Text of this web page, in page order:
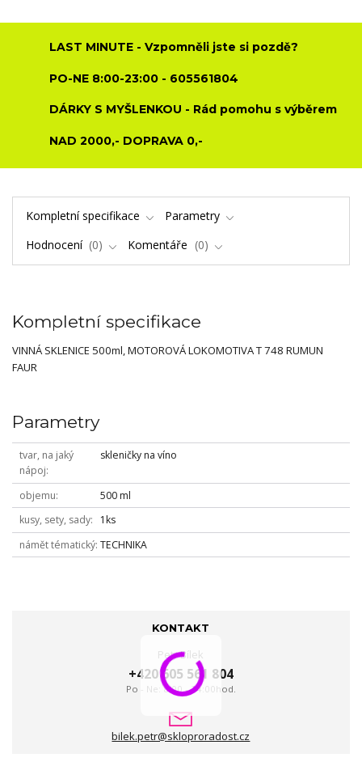
LAST MINUTE - Vzpomněli jste si pozdě?
PO-NE 8:00-23:00 - 605561804
DÁRKY S MYŠLENKOU - Rád pomohu s výběrem
NAD 2000,- DOPRAVA 0,-
Kompletní specifikace
Parametry
Hodnocení
0 Komentáře 0
Kompletní specifikace
VINNÁ SKLENICE 500ml, MOTOROVÁ LOKOMOTIVA T 748 RUMUN
FAUR
Parametry
tvar, na jaký
nápoj
skleničky na víno
objemu
500 ml
kusy, sety, sady
1ks
námět tématický TECHNIKA
KONTAKT
Petr Bílek
+420 605 561 804
Po - Ne: 8:00 - 24:00hod.
bilek.petr@skloproradost.cz